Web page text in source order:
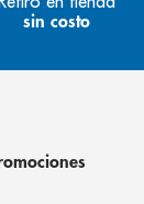
sin costo